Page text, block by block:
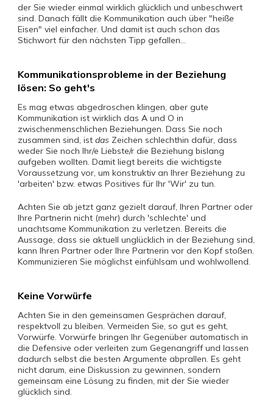
der Sie wieder einmal wirklich glücklich und unbeschwert
sind. Danach fällt die Kommunikation auch über "heiße
Eisen" viel einfacher. Und damit ist auch schon das
Stichwort für den nächsten Tipp gefallen...
Kommunikationsprobleme in der Beziehung
lösen: So geht's
Es mag etwas abgedroschen klingen, aber gute
Kommunikation ist wirklich das A und O in
zwischenmenschlichen Beziehungen. Dass Sie noch
zusammen sind, ist das Zeichen schlechthin dafür, dass
weder Sie noch Ihr/e Liebste/r die Beziehung bislang
aufgeben wollten. Damit liegt bereits die wichtigste
Voraussetzung vor, um konstruktiv an Ihrer Beziehung zu
'arbeiten' bzw. etwas Positives für Ihr 'Wir' zu tun.
Achten Sie ab jetzt ganz gezielt darauf, Ihren Partner oder
Ihre Partnerin nicht (mehr) durch 'schlechte' und
unachtsame Kommunikation zu verletzen. Bereits die
Aussage, dass sie aktuell unglücklich in der Beziehung sind,
kann Ihren Partner oder Ihre Partnerin vor den Kopf stoßen.
Kommunizieren Sie möglichst einfühlsam und wohlwollend.
Keine Vorwürfe
Achten Sie in den gemeinsamen Gesprächen darauf,
respektvoll zu bleiben. Vermeiden Sie, so gut es geht,
Vorwürfe. Vorwürfe bringen Ihr Gegenüber automatisch in
die Defensive oder verleiten zum Gegenangriff und lassen
dadurch selbst die besten Argumente abprallen. Es geht
nicht darum, eine Diskussion zu gewinnen, sondern
gemeinsam eine Lösung zu finden, mit der Sie wieder
glücklich sind.